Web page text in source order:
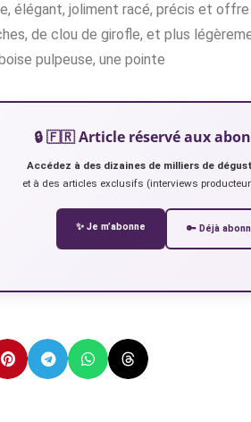
élégant, joliment racé, précis et
de clou de girofle, et plus
pulpeuse, une pointe
🔒 🇫🇷 Article réservé aux
Accédez à des dizaines de milliers de
et à des articles exclusifs (interviews
✨ Je m’abonne 🔑 Déjà